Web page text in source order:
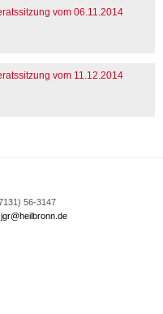
vom 06.11.2014
vom 11.12.2014
56-3147
jgr@heilbronn.de